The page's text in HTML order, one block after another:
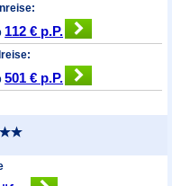
112 € p.P.
501 € p.P.